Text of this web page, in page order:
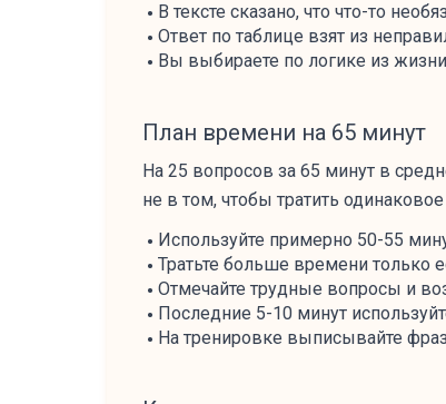
В тексте сказано, что что-то
Ответ по таблице взят из
Вы выбираете по логике из
План времени на 65 минут
На 25 вопросов за 65 минут в
не в том, чтобы тратить
Используйте примерно 50-55
Тратьте больше времени только
Отмечайте трудные вопросы и
Последние 5-10 минут
На тренировке выписывайте